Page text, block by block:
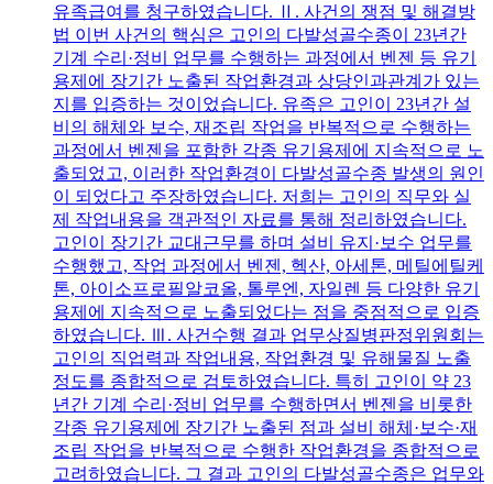
유족급여를 청구하였습니다. Ⅱ. 사건의 쟁점 및 해결방
법 이번 사건의 핵심은 고인의 다발성골수종이 23년간
기계 수리·정비 업무를 수행하는 과정에서 벤젠 등 유기
용제에 장기간 노출된 작업환경과 상당인과관계가 있는
지를 입증하는 것이었습니다. 유족은 고인이 23년간 설
비의 해체와 보수, 재조립 작업을 반복적으로 수행하는
과정에서 벤젠을 포함한 각종 유기용제에 지속적으로 노
출되었고, 이러한 작업환경이 다발성골수종 발생의 원인
이 되었다고 주장하였습니다. 저희는 고인의 직무와 실
제 작업내용을 객관적인 자료를 통해 정리하였습니다.
고인이 장기간 교대근무를 하며 설비 유지·보수 업무를
수행했고, 작업 과정에서 벤젠, 헥산, 아세톤, 메틸에틸케
톤, 아이소프로필알코올, 톨루엔, 자일렌 등 다양한 유기
용제에 지속적으로 노출되었다는 점을 중점적으로 입증
하였습니다. Ⅲ. 사건수행 결과 업무상질병판정위원회는
고인의 직업력과 작업내용, 작업환경 및 유해물질 노출
정도를 종합적으로 검토하였습니다. 특히 고인이 약 23
년간 기계 수리·정비 업무를 수행하면서 벤젠을 비롯한
각종 유기용제에 장기간 노출된 점과 설비 해체·보수·재
조립 작업을 반복적으로 수행한 작업환경을 종합적으로
고려하였습니다. 그 결과 고인의 다발성골수종은 업무와